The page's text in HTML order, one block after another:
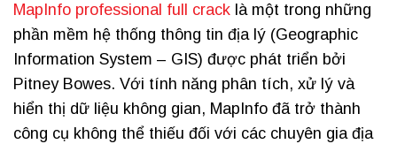
MapInfo professional full crack là một trong những
phần mềm hệ thống thông tin địa lý (Geographic
Information System – GIS) được phát triển bởi
Pitney Bowes. Với tính năng phân tích, xử lý và
hiển thị dữ liệu không gian, MapInfo đã trở thành
công cụ không thể thiếu đối với các chuyên gia địa